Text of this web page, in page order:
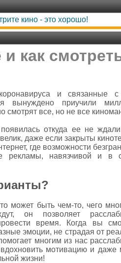
кино - это хорошо!
и как
и связанные с
вынуждено приучили
смотрят все, но не все
откуда ее не
даже если закрыты
где возможности
рекламы, навязчивой и в
может быть чем-то, чего
он позволяет
время. Когда вы
эмоции, не страдая от
многим из нас
мотивацию и даже
жизни!